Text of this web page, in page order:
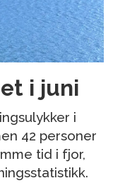
i juni
i
42 personer
tid i fjor,